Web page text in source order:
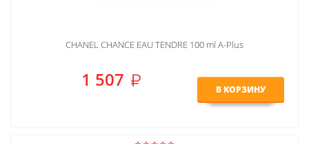
CHANEL CHANCE EAU TENDRE 100 ml A-Plus
1 507 В КОРЗИНУ